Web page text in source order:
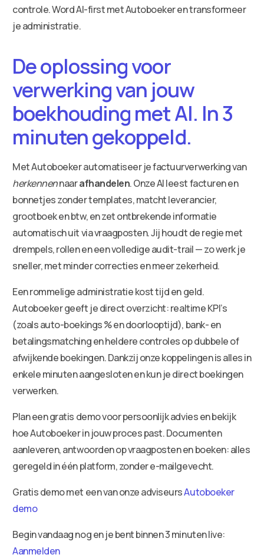
controle. Word AI-first met Autoboeker en transformeer
je administratie.
De oplossing voor
verwerking van jouw
boekhouding met AI. In 3
minuten gekoppeld.
Met Autoboeker automatiseer je factuurverwerking van
herkennennaarafhandelen. Onze AI leest facturen en
bonnetjes zonder templates, matcht leverancier,
grootboek en btw, en zet ontbrekende informatie
automatisch uit via vraagposten. Jij houdt de regie met
drempels, rollen en een volledige audit-trail — zo werk je
sneller, met minder correcties en meer zekerheid.
Een rommelige administratie kost tijd en geld.
Autoboeker geeft je direct overzicht: realtime KPI’s
(zoals auto-boekings % en doorlooptijd), bank- en
betalingsmatching en heldere controles op dubbele of
afwijkende boekingen. Dankzij onze koppelingen is alles in
enkele minuten aangesloten en kun je direct boekingen
verwerken.
Plan een gratis demo voor persoonlijk advies en bekijk
hoe Autoboeker in jouw proces past. Documenten
aanleveren, antwoorden op vraagposten en boeken: alles
geregeld in één platform, zonder e-mailgevecht.
Gratis demo met een van onze adviseursAutoboeker
demo
Begin vandaag nog en je bent binnen 3 minuten live:
Aanmelden